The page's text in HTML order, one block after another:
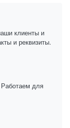
клиенты и
и реквизиты.
для